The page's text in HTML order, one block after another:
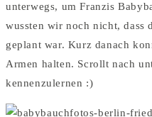
unterwegs, um Franzis
wussten wir noch nicht, dass
geplant war. Kurz danach
Armen halten. Scrollt nach
kennenzulernen :)